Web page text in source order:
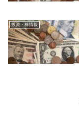
投資・株情報